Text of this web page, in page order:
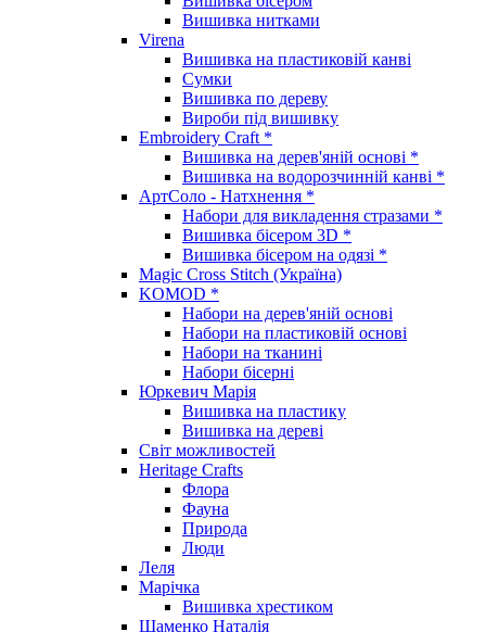
Вишивка нитками
Virena
Вишивка на пластиковій канві
Сумки
Вишивка по дереву
Вироби під вишивку
Embroidery Craft *
Вишивка на дерев'яній основі *
Вишивка на водорозчинній канві *
АртСоло - Натхнення *
Набори для викладення стразами *
Вишивка бісером 3D *
Вишивка бісером на одязі *
Magic Cross Stitch (Україна)
KOMOD *
Набори на дерев'яній основі
Набори на пластиковій основі
Набори на тканині
Набори бісерні
Юркевич Марія
Вишивка на пластику
Вишивка на дереві
Світ можливостей
Heritage Crafts
Флора
Фауна
Природа
Люди
Леля
Марічка
Вишивка хрестиком
Шаменко Наталія